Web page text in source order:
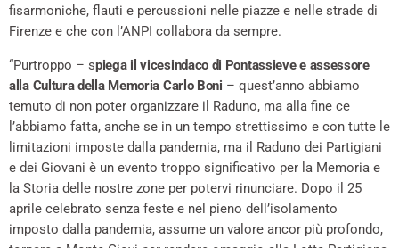
fisarmoniche, flauti e percussioni nelle piazze e nelle strade di
Firenze e che con l’ANPI collabora da sempre.
“Purtroppo – spiega il vicesindaco di Pontassieve e assessore
alla Cultura della Memoria Carlo Boni – quest’anno abbiamo
temuto di non poter organizzare il Raduno, ma alla fine ce
l’abbiamo fatta, anche se in un tempo strettissimo e con tutte le
limitazioni imposte dalla pandemia, ma il Raduno dei Partigiani
e dei Giovani è un evento troppo significativo per la Memoria e
la Storia delle nostre zone per potervi rinunciare. Dopo il 25
aprile celebrato senza feste e nel pieno dell’isolamento
imposto dalla pandemia, assume un valore ancor più profondo,